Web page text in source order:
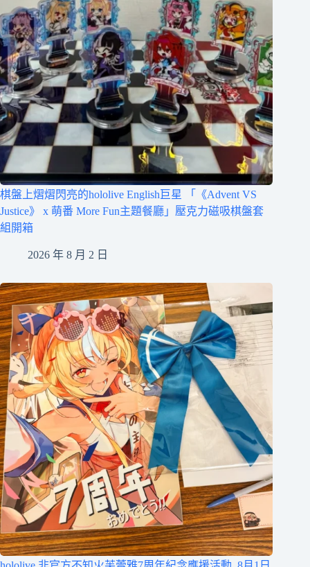
棋盤上熠熠閃亮的hololive English巨星 「《Advent VS
Justice》 x 萌番 More Fun主題餐廳」壓克力磁吸棋盤套
組開箱
2026 年 8 月 2 日